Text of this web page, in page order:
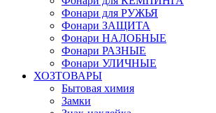
Фонари для РУЖЬЯ
Фонари ЗАЩИТА
Фонари НАЛОБНЫЕ
Фонари РАЗНЫЕ
Фонари УЛИЧНЫЕ
ХОЗТОВАРЫ
Бытовая химия
Замки